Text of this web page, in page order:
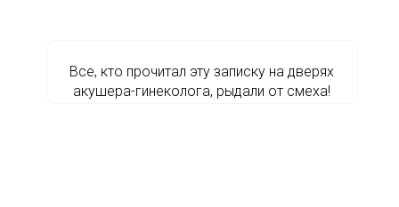
Все, кто прочитал эту записку на дверях
акушера-гинеколога, рыдали от смеха!